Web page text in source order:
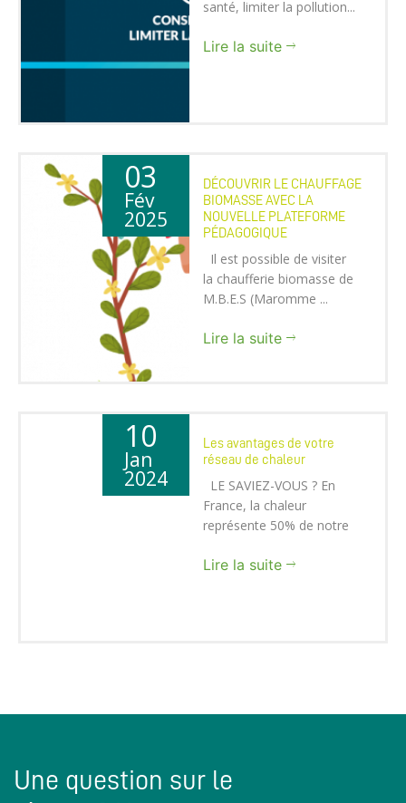
santé, limiter la pollution...
Lire la suite
03
Fév
2025
DÉCOUVRIR LE CHAUFFAGE
BIOMASSE AVEC LA
NOUVELLE PLATEFORME
PÉDAGOGIQUE
Il est possible de visiter
la chaufferie biomasse de
M.B.E.S (Maromme ...
Lire la suite
10
Jan
2024
Les avantages de votre
réseau de chaleur
LE SAVIEZ-VOUS ? En
France, la chaleur
représente 50% de notre
Lire la suite
Une question sur le